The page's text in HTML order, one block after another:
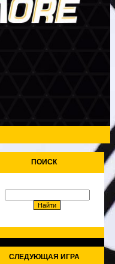
ПОИСК
СЛЕДУЮЩАЯ ИГРА